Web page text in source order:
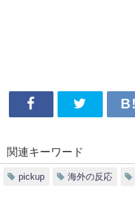
関連キーワード
pickup 海外の反応